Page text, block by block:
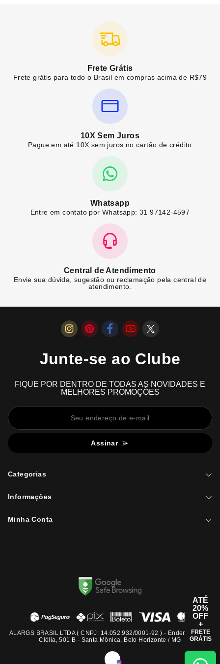
Frete Grátis
Frete grátis para todo o Brasil em compras acima de R$79
10X Sem Juros
Pague em até 10X sem juros no cartão de crédito
Whatsapp
Entre em contato por Whatsapp: 31 97142-4597
Central de Atendimento
Envie sua dúvida, sugestão ou reclamação pela central de
atendimento.
Junte-se ao Clube
FIQUE POR DENTRO DE TODAS AS NOVIDADES E
MELHORES PROMOÇÕES
Assinar
Categorias
Informações
Minha Conta
ALARGS BRASIL LTDA ( CNPJ: 14.052.932/0001-92 ) - Endereço: Rua
Clélia, 501 B - Santa Mônica, Belo Horizonte / MG
ATÉ
20%
OFF
+
FRETE
GRÁTIS